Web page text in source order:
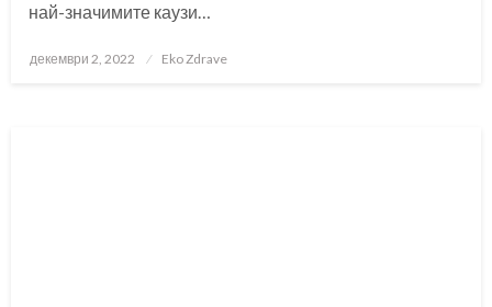
най-значимите каузи…
Posted
декември 2, 2022 Eko Zdrave